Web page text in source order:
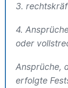
3.
4.
oder
Ansprüche,
erfolgte